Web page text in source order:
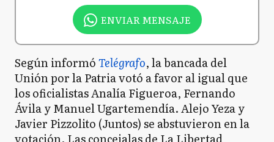
ENVIAR MENSAJE
Según informóTelégrafo, la bancada del
Unión por la Patria votó a favor al igual que
los oficialistas Analía Figueroa, Fernando
Ávila y Manuel Ugartemendía. Alejo Yeza y
Javier Pizzolito (Juntos) se abstuvieron en la
votación. Las concejalas de La Libertad